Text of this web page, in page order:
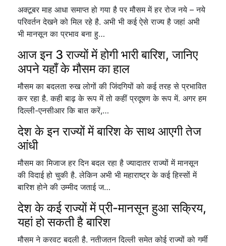
अक्टूबर माह आधा समाप्त हो गया है पर मौसम में हर रोज नये – नये
परिवर्तन देखने को मिल रहे है. अभी भी कई ऐसे राज्य है जहां अभी
भी मानसून का प्रभाव बना हु…
आज इन 3 राज्यों में होगी भारी बारिश, जानिए
अपने यहाँ के मौसम का हाल
मौसम का बदलता रुख लोगों की जिंदगियों को कई तरह से प्रभावित
कर रहा है. कही बाढ़ के रूप में तो कहीं प्रदूषण के रूप में. अगर हम
दिल्ली-एनसीआर कि बात करें,…
देश के इन राज्यों में बारिश के साथ आएगी तेज
आंधी
मौसम का मिजाज हर दिन बदल रहा है ज्यादातर राज्यों में मानसून
की विदाई हो चुकी है. लेकिन अभी भी महाराष्ट्र के कई हिस्सों में
बारिश होने की उम्मीद जताई ज…
देश के कई राज्यों में प्री-मानसून हुआ सक्रिय,
यहां हो सकती है बारिश
मौसम ने करवट बदली है. नतीजतन दिल्ली समेत कोई राज्यों को गर्मी